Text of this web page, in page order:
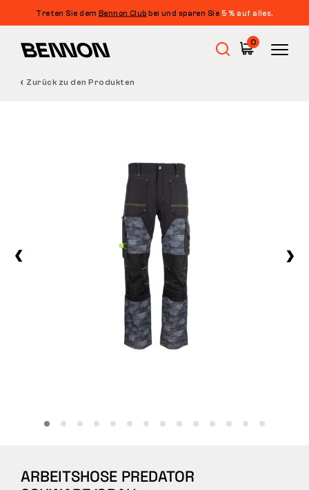
Treten Sie dem Bennon Club bei und sparen Sie 5 % auf alles.
0
ÜBER UNS
Zurück zu den Produkten
ARBEITSHOSE PREDATOR